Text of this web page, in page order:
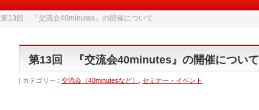
第13回 『交流会40minutes』の開催について
第13回 『交流会40minutes』の開催について
カテゴリー : 交流会（40minutesなど） セミナー・イベント